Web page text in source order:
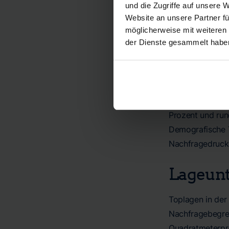
und die Zugriffe auf unsere
Website an unsere Partner
möglicherweise mit
der Dienste gesammelt
auf etwa
Prozent
minimalem
Der Markt für
Prozent und
Demografische
Toplagen in